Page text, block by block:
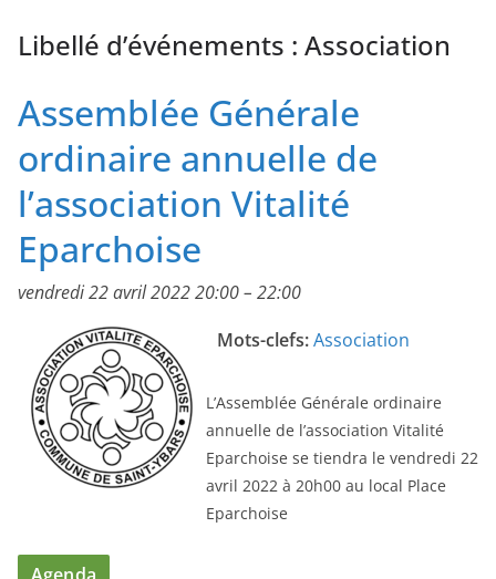
Libellé d’événements : Association
Assemblée Générale
ordinaire annuelle de
l’association Vitalité
Eparchoise
vendredi 22 avril 2022 20:00– 22:00
Mots-clefs:Association
L’Assemblée Générale ordinaire
annuelle de l’association Vitalité
Eparchoise se tiendra le vendredi 22
avril 2022 à 20h00 au local Place
Eparchoise
Agenda